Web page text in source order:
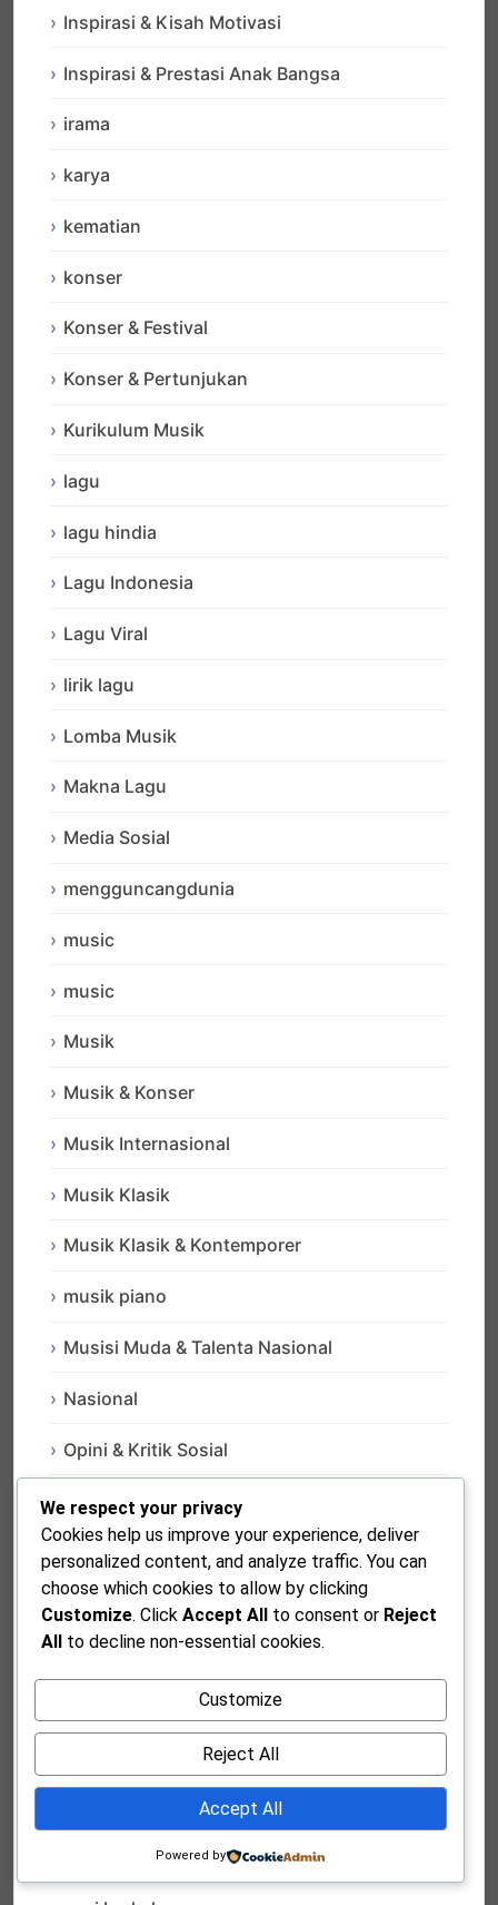
Inspirasi & Kisah Motivasi
Inspirasi & Prestasi Anak Bangsa
irama
karya
kematian
konser
Konser & Festival
Konser & Pertunjukan
Kurikulum Musik
lagu
lagu hindia
Lagu Indonesia
Lagu Viral
lirik lagu
Lomba Musik
Makna Lagu
Media Sosial
mengguncangdunia
music
music
Musik
Musik & Konser
Musik Internasional
Musik Klasik
Musik Klasik & Kontemporer
musik piano
Musisi Muda & Talenta Nasional
Nasional
Opini & Kritik Sosial
Pendidikan Musik
Penyandang Disabilitas & Prestasi
Peristiwa Bersejarah
piano
sejarah musik Inggris
Seni & Kreativitas
We respect your privacy
Cookies help us improve your experience, deliver
personalized content, and analyze traffic. You can
choose which cookies to allow by clicking
Customize. Click Accept All to consent or Reject
All to decline non-essential cookies.
Customize
Reject All
Accept All
Powered by